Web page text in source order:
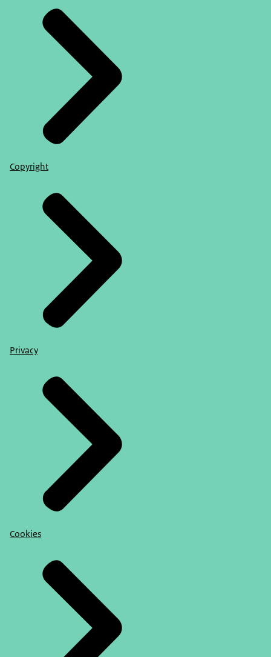
Copyright
Privacy
Cookies